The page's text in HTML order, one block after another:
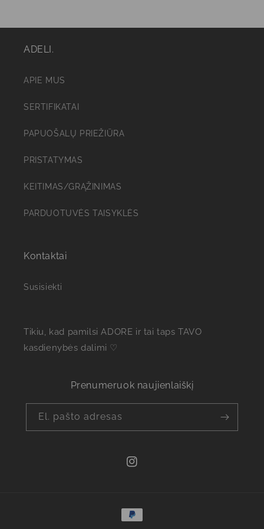
ADELI.
APIE MUS
SERTIFIKATAI
PAPUOŠALŲ PRIEŽIŪRA
PRISTATYMAS
KEITIMAS/GRĄŽINIMAS
PARDUOTUVĖS TAISYKLĖS
Kontaktai
Susisiekti
Tikiu, kad pamilsi ADORE ir tai taps TAVO
kasdienybės dalimi ♡
Prenumeruok naujienlaiškį
El. pašto adresas
„Instagram“
Mokėjimo
būdai